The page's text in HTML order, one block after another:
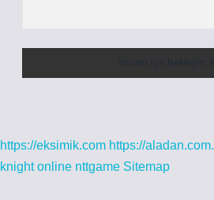
https://eksimik.com https://
knight online nttgame Sitemap